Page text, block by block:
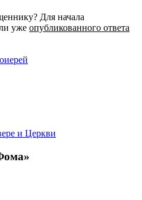
Для начала
уже опубликованного ответа
и Церкви